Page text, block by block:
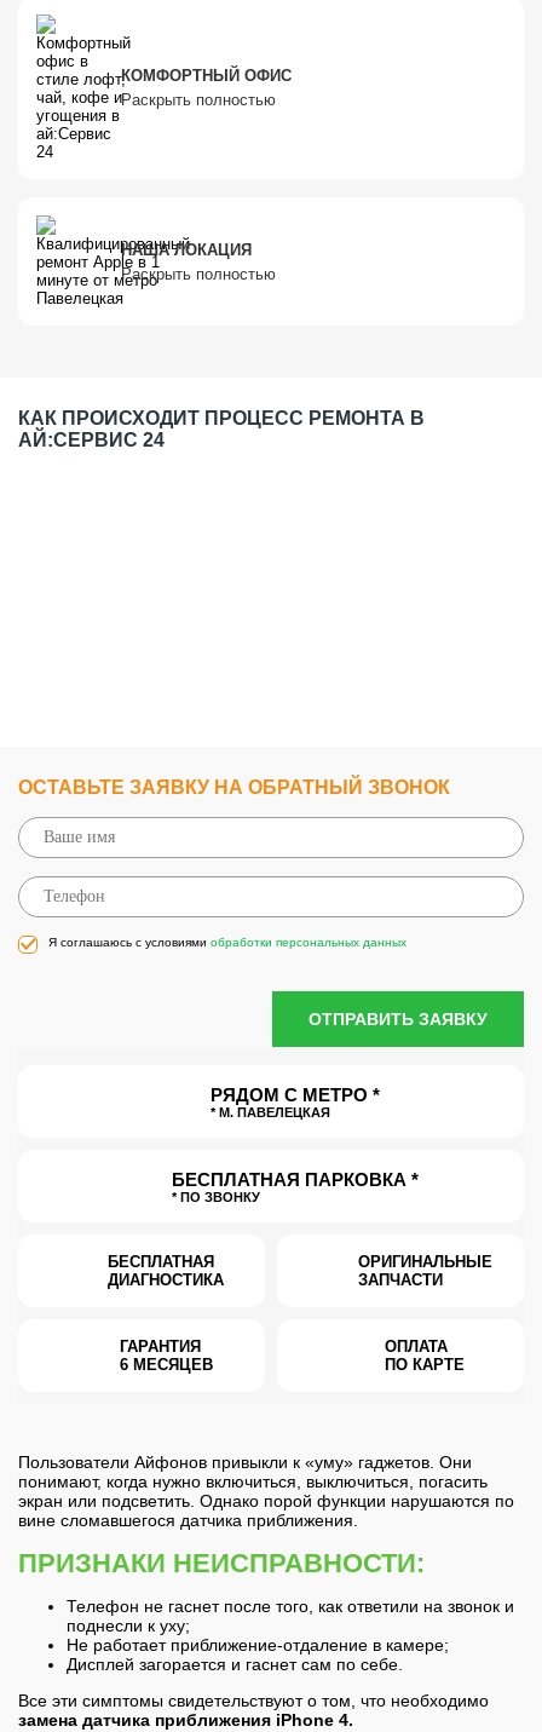
КОМФОРТНЫЙ ОФИС
Раскрыть полностью
НАША ЛОКАЦИЯ
Раскрыть полностью
КАК ПРОИСХОДИТ ПРОЦЕСС РЕМОНТА В
АЙ:СЕРВИС 24
ОСТАВЬТЕ ЗАЯВКУ НА ОБРАТНЫЙ ЗВОНОК
Я соглашаюсь с условиями обработки персональных данных
ОТПРАВИТЬ ЗАЯВКУ
РЯДОМ С МЕТРО *
* М. ПАВЕЛЕЦКАЯ
БЕСПЛАТНАЯ ПАРКОВКА *
* ПО ЗВОНКУ
БЕСПЛАТНАЯ
ДИАГНОСТИКА
ОРИГИНАЛЬНЫЕ
ЗАПЧАСТИ
ГАРАНТИЯ
6 МЕСЯЦЕВ
ОПЛАТА
ПО КАРТЕ
Пользователи Айфонов привыкли к «уму» гаджетов. Они
понимают, когда нужно включиться, выключиться, погасить
экран или подсветить. Однако порой функции нарушаются по
вине сломавшегося датчика приближения.
ПРИЗНАКИ НЕИСПРАВНОСТИ:
Телефон не гаснет после того, как ответили на звонок и
поднесли к уху;
Не работает приближение-отдаление в камере;
Дисплей загорается и гаснет сам по себе.
Все эти симптомы свидетельствуют о том, что необходимо
замена датчика приближения iPhone 4.